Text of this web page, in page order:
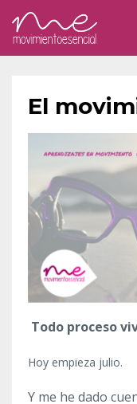
El
Todo proceso
Hoy empieza julio.
Y me he dado